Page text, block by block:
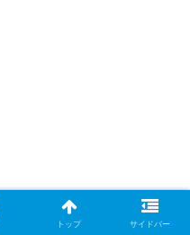
トップ サイドバー